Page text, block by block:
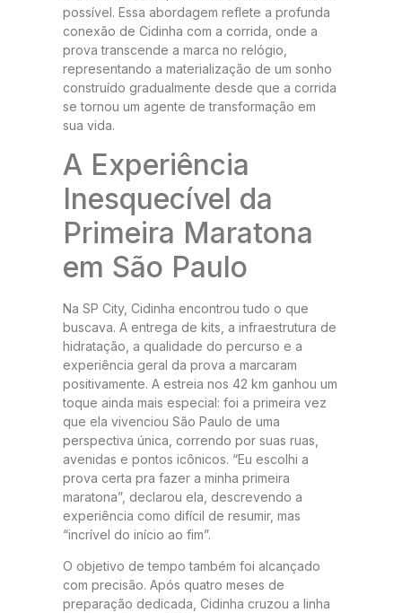
possível. Essa abordagem reflete a profunda
conexão de Cidinha com a corrida, onde a
prova transcende a marca no relógio,
representando a materialização de um sonho
construído gradualmente desde que a corrida
se tornou um agente de transformação em
sua vida.
A Experiência
Inesquecível da
Primeira Maratona
em São Paulo
Na SP City, Cidinha encontrou tudo o que
buscava. A entrega de kits, a infraestrutura de
hidratação, a qualidade do percurso e a
experiência geral da prova a marcaram
positivamente. A estreia nos 42 km ganhou um
toque ainda mais especial: foi a primeira vez
que ela vivenciou São Paulo de uma
perspectiva única, correndo por suas ruas,
avenidas e pontos icônicos. “Eu escolhi a
prova certa pra fazer a minha primeira
maratona”, declarou ela, descrevendo a
experiência como difícil de resumir, mas
“incrível do início ao fim”.
O objetivo de tempo também foi alcançado
com precisão. Após quatro meses de
preparação dedicada, Cidinha cruzou a linha